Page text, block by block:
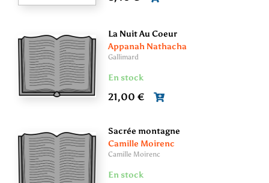
La Nuit Au Coeur
Appanah Nathacha
Gallimard
En stock
21,00 €
Sacrée montagne
Camille Moirenc
Camille Moirenc
En stock